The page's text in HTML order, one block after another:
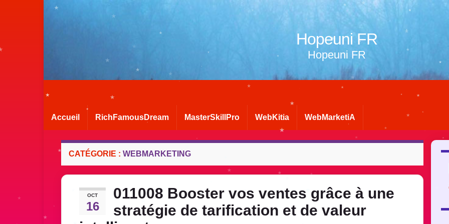
Hopeuni FR
Hopeuni FR
Accueil RichFamousDream MasterSkillPro WebKitia WebMarketiA
CATÉGORIE : WEBMARKETING
OCT
16
011008 Booster vos ventes grâce à une
stratégie de tarification et de valeur